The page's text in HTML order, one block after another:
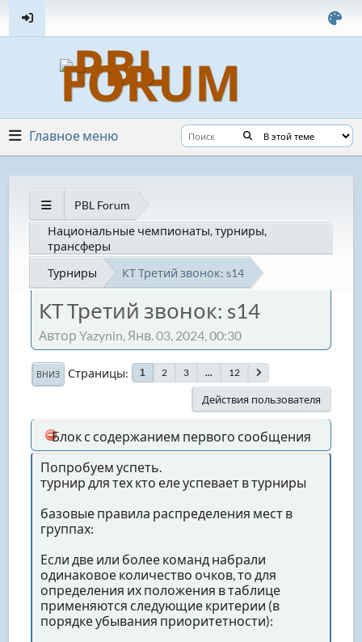
Главное меню
PBL Forum
Национальные чемпионаты, турниры,
трансферы
Турниры
КТ Третий звонок: s14
КТ Третий звонок: s14
Автор Yazynin, Янв. 03, 2024, 00:30
ВНИЗ Страницы 1 2 3 ... 12
Действия пользователя
Блок с содержанием первого сообщения
Попробуем успеть.
турнир для тех кто еле успевает в турниры
базовые правила распределения мест в
группах:
Если две или более команд набрали
одинаковое количество очков, то для
определения их положения в таблице
применяются следующие критерии (в
порядке убывания приоритетности):